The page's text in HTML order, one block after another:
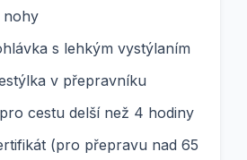
nohy
s lehkým vystýlaním
v přepravníku
cestu delší než 4 hodiny
(pro přepravu nad 65